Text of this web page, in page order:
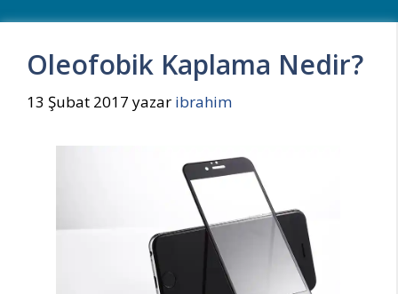
Oleofobik Kaplama Nedir?
13 Şubat 2017 yazar ibrahim